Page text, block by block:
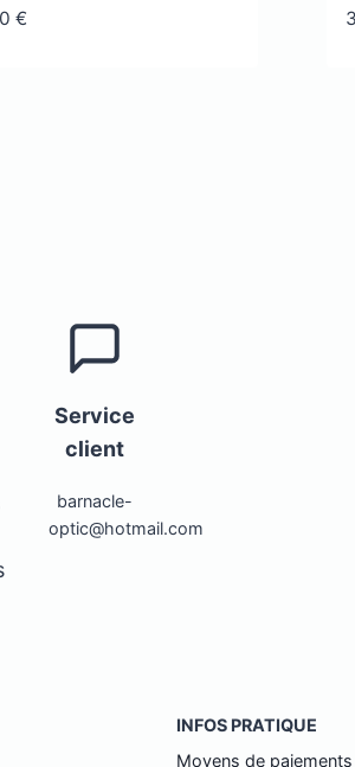
€
Service
client
barnacle-
optic@hotmail.com
INFOS PRATIQUE
Moyens de paiements